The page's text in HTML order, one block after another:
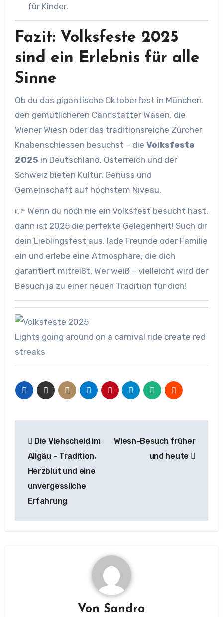
für Kinder.
Fazit: Volksfeste 2025
sind ein Erlebnis für alle
Sinne
Ob du das gigantische Oktoberfest in München,
den gemütlicheren Cannstatter Wasen, die
Wiener Wiesn oder das traditionsreiche Zürcher
Knabenschiessen besuchst – die Volksfeste
2025 in Deutschland, Österreich und der
Schweiz bieten Kultur, Genuss und
Gemeinschaft auf höchstem Niveau.
👉 Wenn du noch nie ein Volksfest besucht hast,
dann ist 2025 die perfekte Gelegenheit! Such dir
dein Lieblingsfest aus, lade Freunde oder Familie
ein und erlebe eine Atmosphäre, die dich
garantiert mitreißt. Wer weiß – vielleicht wird der
Besuch ja zu einer neuen Tradition für dich!
Lights going around on a carnival ride create red
streaks
Die Viehscheid im
Allgäu – Tradition,
Herzblut und eine
unvergessliche
Erfahrung
Wiesn-Besuch früher
und heute
Von Sandra